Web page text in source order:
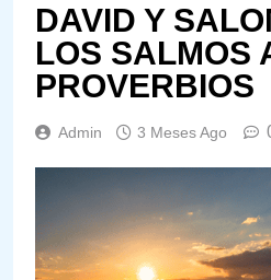
DAVID Y
LOS SALMOS
PROVERBIOS
Admin 3 Meses Ago